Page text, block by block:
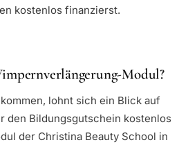
kostenlos finanzierst.
Modul?
lohnt sich ein Blick auf
den Bildungsgutschein kostenlos
der Christina Beauty School in